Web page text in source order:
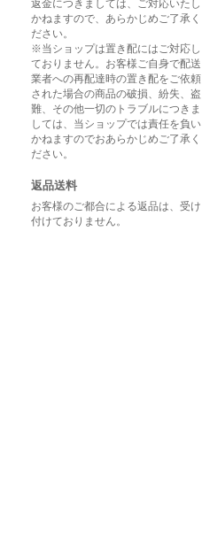
返金につきましては、ご対応いたし
かねますので、あらかじめご了承く
ださい。
※当ショップは置き配にはご対応し
ておりません。お客様ご自身で配送
業者への再配達時の置き配をご依頼
された場合の商品の破損、紛失、盗
難、その他一切のトラブルにつきま
しては、当ショップでは責任を負い
かねますのでおあらかじめご了承く
ださい。
返品送料
お客様のご都合による返品は、受け
付けておりません。